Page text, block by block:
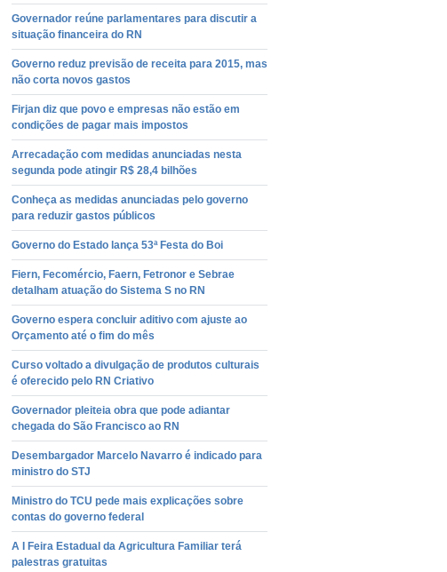
Governador reúne parlamentares para discutir a
situação financeira do RN
Governo reduz previsão de receita para 2015, mas
não corta novos gastos
Firjan diz que povo e empresas não estão em
condições de pagar mais impostos
Arrecadação com medidas anunciadas nesta
segunda pode atingir R$ 28,4 bilhões
Conheça as medidas anunciadas pelo governo
para reduzir gastos públicos
Governo do Estado lança 53ª Festa do Boi
Fiern, Fecomércio, Faern, Fetronor e Sebrae
detalham atuação do Sistema S no RN
Governo espera concluir aditivo com ajuste ao
Orçamento até o fim do mês
Curso voltado a divulgação de produtos culturais
é oferecido pelo RN Criativo
Governador pleiteia obra que pode adiantar
chegada do São Francisco ao RN
Desembargador Marcelo Navarro é indicado para
ministro do STJ
Ministro do TCU pede mais explicações sobre
contas do governo federal
A I Feira Estadual da Agricultura Familiar terá
palestras gratuitas